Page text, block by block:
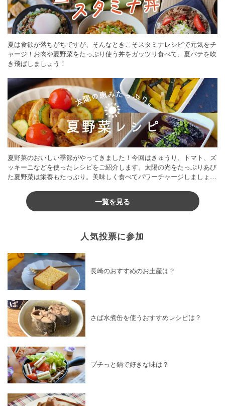
夏は食欲が落ちがちですが、そんなときこそスタミナレシピで元気をチ
ャージ！お肉や夏野菜をたっぷり使う丼をガッツリ食べて、夏バテを吹
き飛ばしましょう！
夏野菜のおいしい季節がやってきました！今回はきゅうり、トマト、ズ
ッキーニなどを使ったレシピをご紹介します。太陽の光をたっぷりあび
た夏野菜は栄養もたっぷり。美味しく食べてパワーチャージしましょう
一覧を見る
人気投票に参加
長崎のおすすめのお土産は？
さば水煮缶を使うおすすめレシピは？
プチっと鍋で好きな味は？